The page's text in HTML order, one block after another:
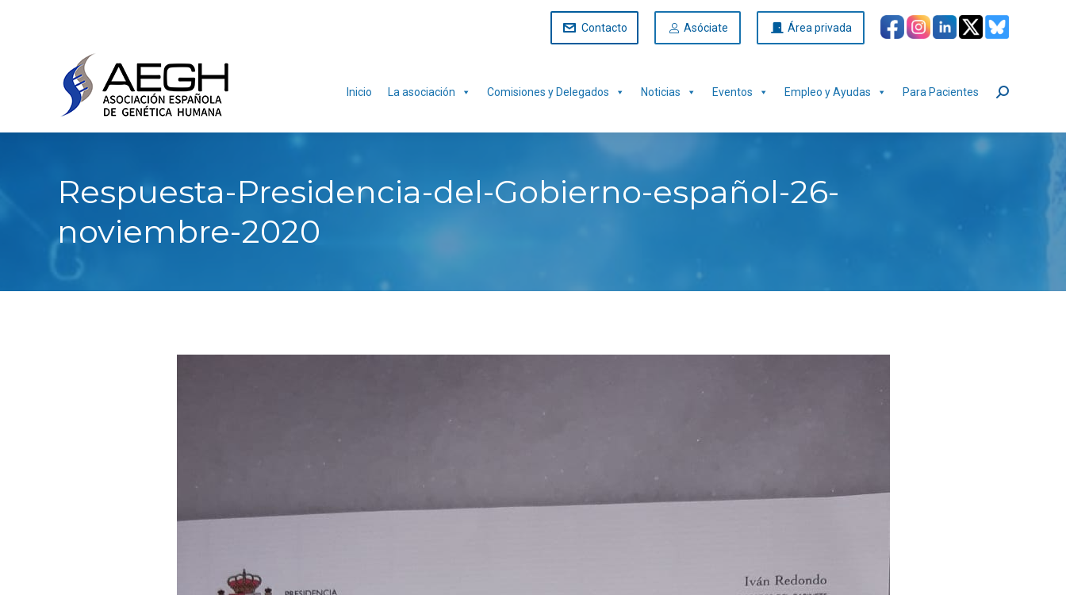
Contacto Asóciate Área privada
Inicio La asociación Comisiones y Delegados Noticias Eventos Empleo y Ayudas Para Pacientes Buscar:
Respuesta-Presidencia-del-Gobierno-español-26-
noviembre-2020